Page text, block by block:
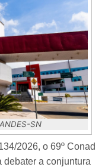
SN
2026, o 69º Conad
debater a conjuntura